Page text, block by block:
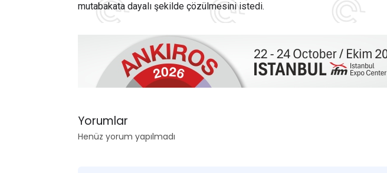
mutabakata dayalı şekilde çözülmesini istedi.
Yorumlar
Henüz yorum yapılmadı